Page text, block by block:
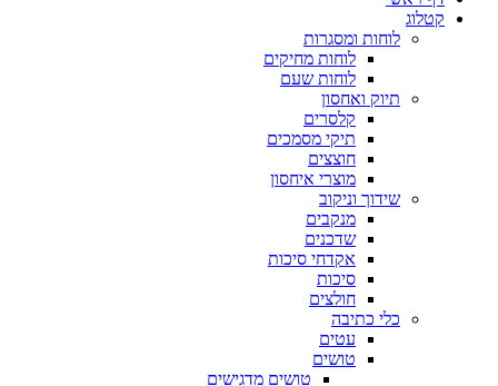
קטלוג
לוחות ומסגרות
לוחות מחיקים
לוחות שעם
תיוק ואחסון
קלסרים
תיקי מסמכים
חוצצים
מוצרי איחסון
שידוך וניקוב
מנקבים
שדכנים
אקדחי סיכות
סיכות
חולצים
כלי כתיבה
עטים
טושים
טושים מדגישים